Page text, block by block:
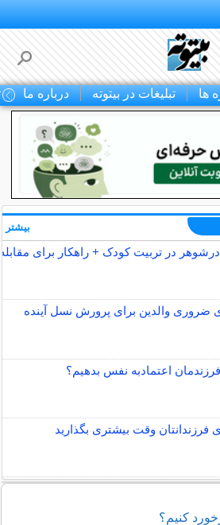
ها تبلیغات در بیتوته درباره ما
در تربیت کودک + راهکار برای
ضروری والدین برای پرورش نسل آینده
اعتمادبه نفس بدهیم؟
فرزندانتان وقت بیشتری بگذارید
بیشتر
کنیم؟